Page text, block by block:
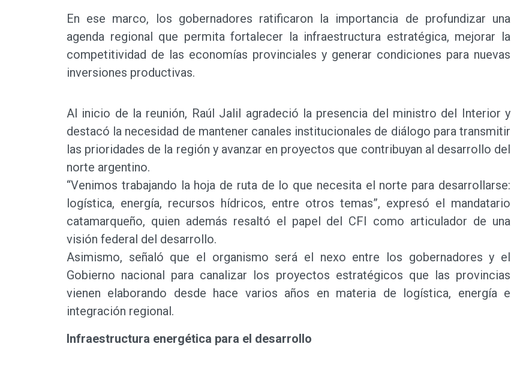
En ese marco, los gobernadores ratificaron la importancia de profundizar una
agenda regional que permita fortalecer la infraestructura estratégica, mejorar la
competitividad de las economías provinciales y generar condiciones para nuevas
inversiones productivas.
Al inicio de la reunión, Raúl Jalil agradeció la presencia del ministro del Interior y
destacó la necesidad de mantener canales institucionales de diálogo para transmitir
las prioridades de la región y avanzar en proyectos que contribuyan al desarrollo del
norte argentino.
“Venimos trabajando la hoja de ruta de lo que necesita el norte para desarrollarse:
logística, energía, recursos hídricos, entre otros temas”, expresó el mandatario
catamarqueño, quien además resaltó el papel del CFI como articulador de una
visión federal del desarrollo.
Asimismo, señaló que el organismo será el nexo entre los gobernadores y el
Gobierno nacional para canalizar los proyectos estratégicos que las provincias
vienen elaborando desde hace varios años en materia de logística, energía e
integración regional.
Infraestructura energética para el desarrollo